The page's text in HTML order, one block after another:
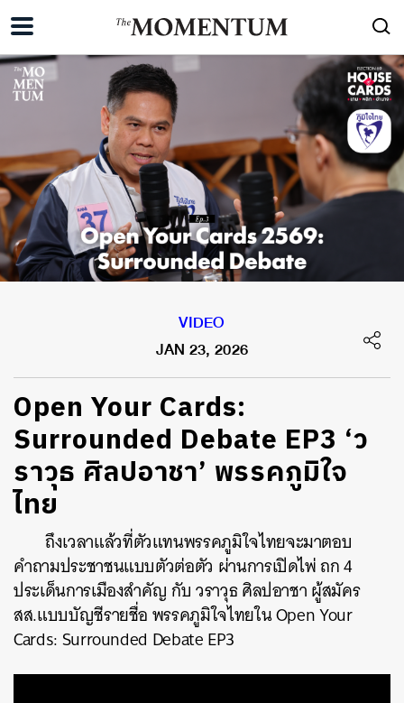
VIDEO
JAN 23, 2026
Open Your Cards:
Surrounded Debate EP3 ‘ว
ราวุธ ศิลปอาชา’ พรรคภูมิใจ
ไทย
ถึงเวลาแล้วที่ตัวแทนพรรคภูมิใจไทยจะมาตอบ
คำถามประชาชนแบบตัวต่อตัว ผ่านการเปิดไพ่ ถก 4
ประเด็นการเมืองสำคัญ กับ วราวุธ ศิลปอาชา ผู้สมัคร
สส.แบบบัญชีรายชื่อ พรรคภูมิใจไทยใน Open Your
Cards: Surrounded Debate EP3